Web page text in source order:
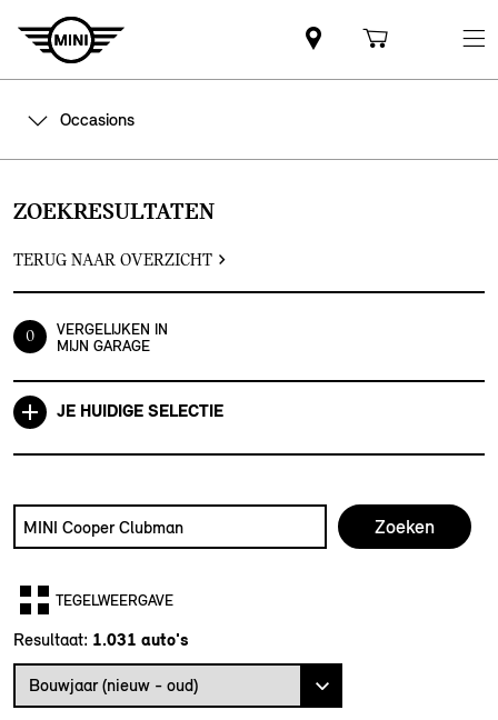
Occasions
ZOEKRESULTATEN
TERUG NAAR OVERZICHT
0
VERGELIJKEN IN
MIJN GARAGE
JE HUIDIGE SELECTIE
Zoek naar een automodel, bijvoorbeeld MINI Cooper
TEGELWEERGAVE
Resultaat:
Bouwjaar (nieuw - oud)